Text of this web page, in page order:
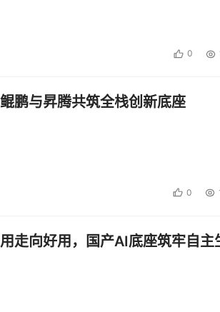
0
鹏与昇腾共筑全栈创新底座
0
走向好用，国产AI底座筑牢自主